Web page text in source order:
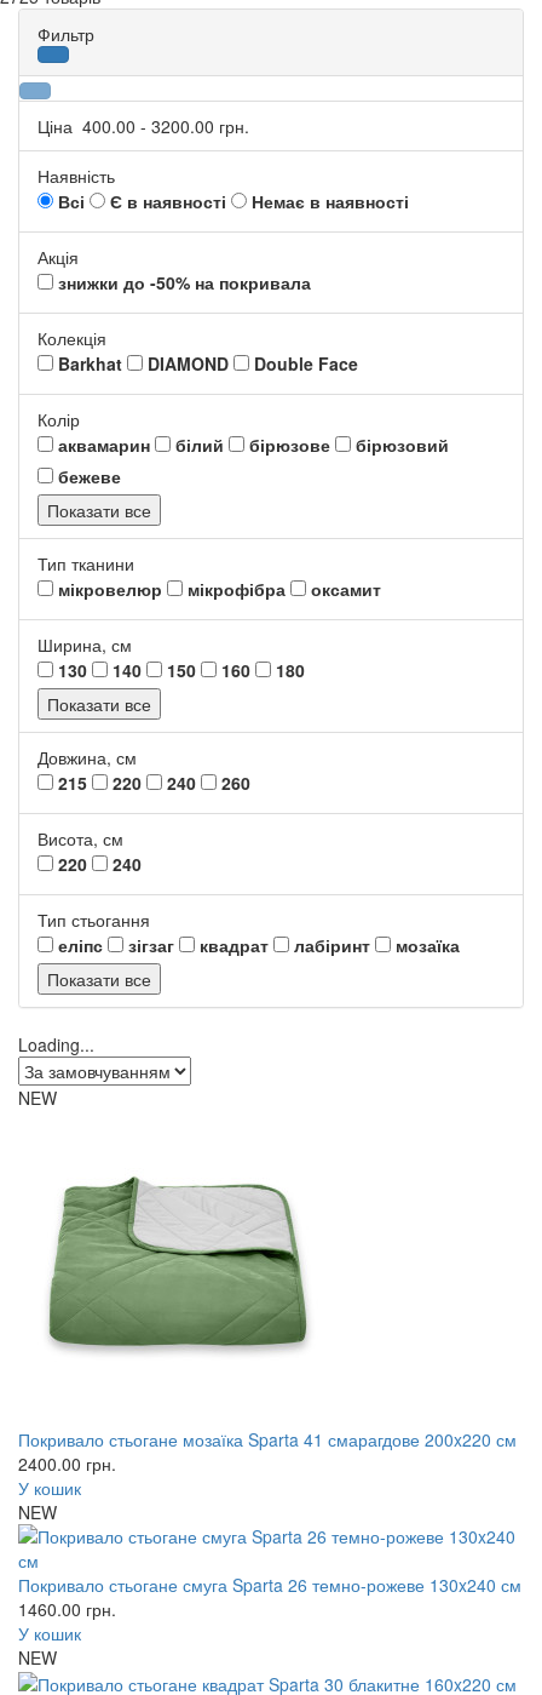
Фильтр
Ціна 400.00 - 3200.00 грн.
Наявність
Всі
Є в наявності Немає в наявності
Акція
знижки до -50% на покривала
Колекція
Barkhat
DIAMOND Double Face
Колір
аквамарин
білий бірюзове
бірюзовий
бежеве
Показати все
Тип тканини
мікровелюр
мікрофібра оксамит
Ширина, см
130
140 150 160
180
Показати все
Довжина, см
215
220 240 260
Висота, см
220
240
Тип стьогання
еліпс
зігзаг квадрат лабіринт
мозаїка
Показати все
Loading...
NEW
Покривало стьогане мозаїка Sparta 41 смарагдове 200x220 см
2400.00 грн.
У кошик
NEW
Покривало стьогане смуга Sparta 26 темно-рожеве 130x240 см
1460.00 грн.
У кошик
NEW